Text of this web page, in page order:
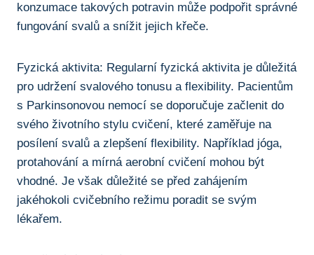
konzumace takových potravin může podpořit správné
fungování svalů a snížit jejich křeče.
Fyzická aktivita: Regularní ⁢fyzická aktivita je důležitá
pro‍ udržení ​svalového tonusu a⁤ flexibility. Pacientům⁢
s Parkinsonovou nemocí se doporučuje ‌začlenit do
svého životního stylu cvičení,⁢ které zaměřuje na
posílení svalů ‌a zlepšení flexibility. Například jóga,
protahování a mírná aerobní cvičení mohou být
vhodné. Je však důležité ⁣se před ⁢zahájením
jakéhokoli cvičebního režimu poradit se svým
lékařem.